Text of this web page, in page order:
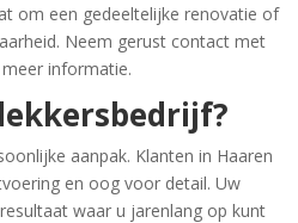
om een gedeeltelijke renovatie of
Neem gerust contact met
informatie.
aanpak. Klanten in Haaren
en oog voor detail. Uw
waar u jarenlang op kunt